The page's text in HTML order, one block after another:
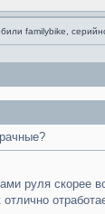
familybike,
руля скорее